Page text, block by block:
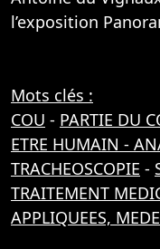
l’exposition
Mots clés :
COU - PARTIE DU
ETRE HUMAIN -
TRACHEOSCOPIE -
TRAITEMENT
APPLIQUEES,